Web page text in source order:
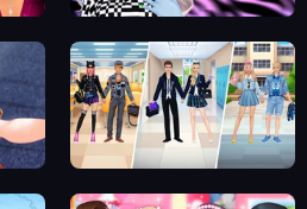
Monsterella Fantasy Makeup
College Girl & Boy Makeover